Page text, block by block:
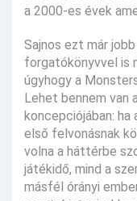
a 2000-es évek
Sajnos ezt már
forgatókönyvvel is
úgyhogy a
Lehet bennem van
koncepciójában:
első felvonásnak
volna a háttérbe
játékidő, mind a
másfél órányi